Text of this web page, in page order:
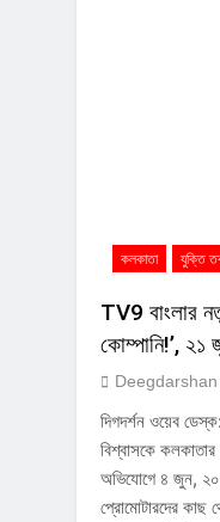
কলকাতা যুক্তি
TV9 বাংলার
কোম্পানি!’, ২১
Deegdarshan
দিগদর্শন ওয়েব
বিশ্বাসকে
অভিযোগে ৪ জুন,
প্রোমোটারদের কাছ